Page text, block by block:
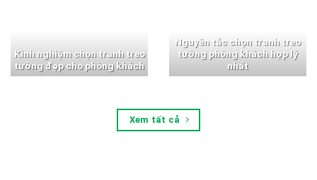
Kinh nghiệm chọn tranh treo
tường đẹp cho phòng khách
Nguyên tắc chọn tranh treo
tường phòng khách hợp lý
nhất
Xem tất cả